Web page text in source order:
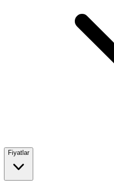
Fiyatlar